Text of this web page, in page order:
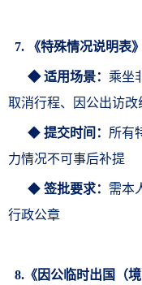
7. 《特殊情况说明表
◆ 适用场景： 乘坐
取消行程、因公出访改
◆ 提交时间： 所有
力情况不可事后补提
◆ 签批要求： 需本
行政公章
8.《因公临时出国（